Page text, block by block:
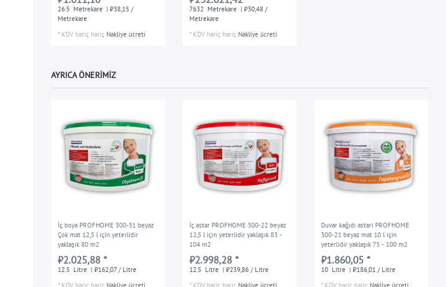
26.5 Metrekare | ₺38,15 /
Metrekare
* KDV hariç hariç Nakliye ücreti
7632 Metrekare | ₺30,48 /
Metrekare
* KDV hariç hariç Nakliye ücreti
AYRICA ÖNERIMIZ
İç boya PROFHOME 300-31 beyaz
Çok mat 12,5 l için yeterlidir
yaklaşık 80 m2
₺2.025,88 *
12.5 Litre | ₺162,07 / Litre
* KDV hariç hariç Nakliye ücreti
İç astar PROFHOME 300-22 beyaz
12,5 l için yeterlidir yaklaşık 83 -
104 m2
₺2.998,28 *
12.5 Litre | ₺239,86 / Litre
* KDV hariç hariç Nakliye ücreti
Duvar kağıdı astari PROFHOME
300-21 beyaz mat 10 l için
yeterlidir yaklaşık 75 - 100 m2
₺1.860,05 *
10 Litre | ₺186,01 / Litre
* KDV hariç hariç Nakliye ücreti